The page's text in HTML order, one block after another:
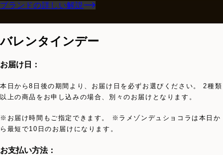
ブランドの詳しい解説
バレンタインデー
お届け日：
本日から8日後の期間より、お届け日を必ずお選びください。 2種類
以上の商品をお申し込みの場合、別々のお届けとなります。
※お届け時間もご指定できます。 ※ラメゾンデュショコラは本日か
ら最短で10日のお届けになります。
お支払い方法：